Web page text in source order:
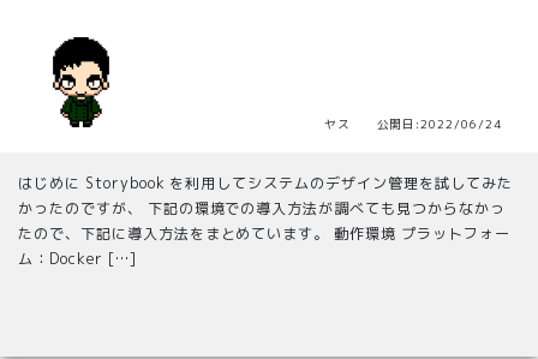
ヤス 公開日:2022/06/24
はじめに Storybook を利用してシステムのデザイン管理を試してみた
かったのですが、 下記の環境での導入方法が調べても見つからなかっ
たので、下記に導入方法をまとめています。 動作環境 プラットフォー
ム：Docker […]